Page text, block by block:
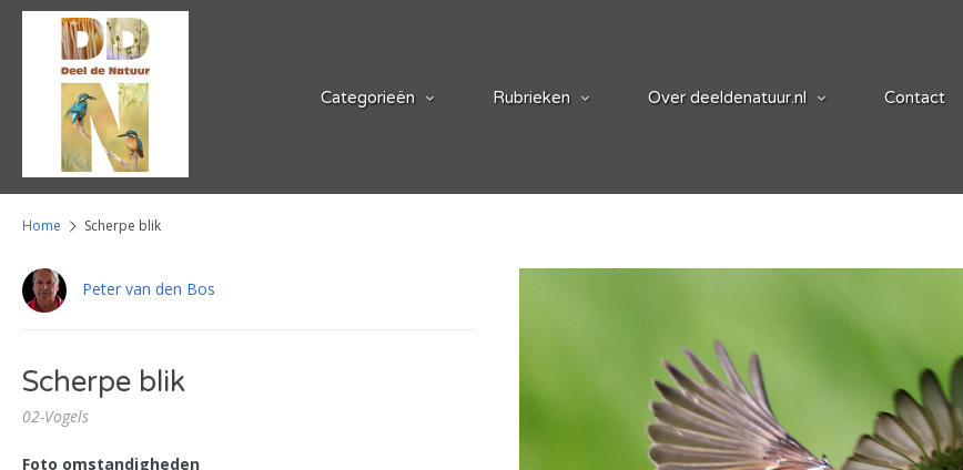
Categorieën Rubrieken Over deeldenatuur.nl Contact
Home Scherpe blik
Peter van den Bos
Scherpe blik
02-Vogels
Foto omstandigheden